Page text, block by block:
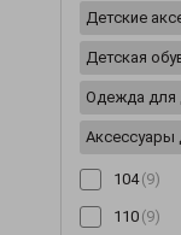
Шубы
(522)
Детские
Детская
Одежда для
Аксессуары
104 (9)
110 (9)